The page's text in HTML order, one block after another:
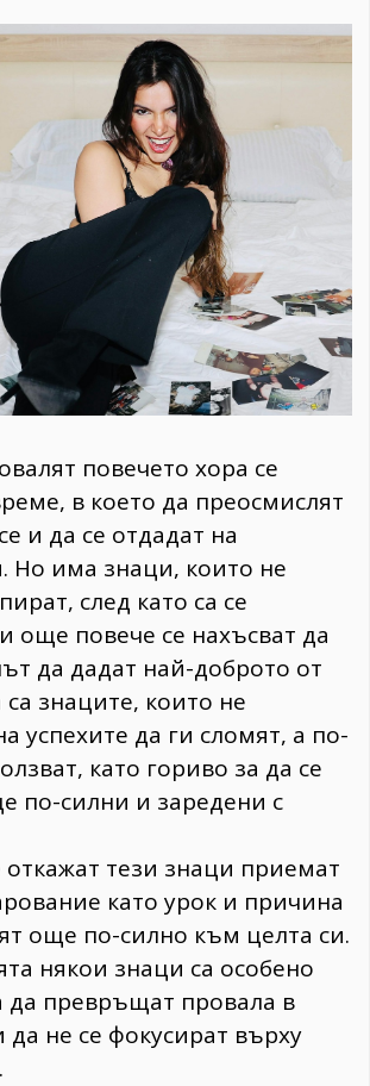
повечето хора се
в което да преосмислят
и да се отдадат на
Но има знаци, които не
след като са се
още повече се нахъсват да
да дадат най-доброто от
са знаците, които не
успехите да ги сломят, а по-
като гориво за да се
по-силни и заредени с
откажат тези знаци приемат
като урок и причина
още по-силно към целта си.
някои знаци са особено
да превръщат провала в
не се фокусират върху